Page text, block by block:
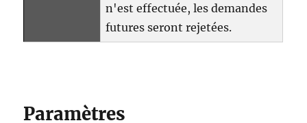
n'est effectuée, les demandes
futures seront rejetées.
Paramètres